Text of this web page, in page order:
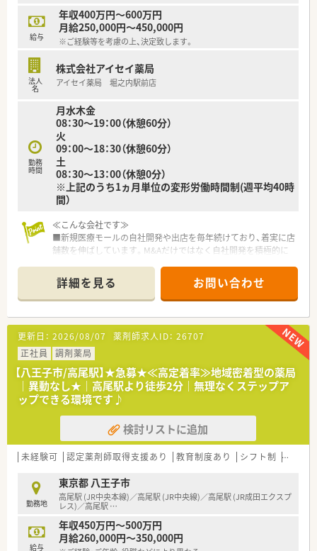
給与
年収400万円～600万円
月給250,000円～450,000円
※ご経験等を考慮の上、決定致します。
法人
名
株式会社アイセイ薬局
アイセイ薬局 堀之内駅前店
勤務
時間
月水木金
08：30～19：00（休憩60分）
火
09：00～18：30（休憩60分）
土
08：30～13：00（休憩0分）
※上記のうち1ヵ月単位の変形労働時間制(週平均40時
間）
≪こんな会社です≫
■新規医療モールの自社開発や出店を毎年続けており、着実に店
舗数を伸ばしています。M&Aだけではなく自社開発を積極的に
■「個人クリニック・医療モール」から処方箋を主に応需してお
り、地域密着型の展開を
しているので患者様と距離が近く、1人1人に向き合った医療
の提供が可能です。
■ノルマなども無くノビノビと成長する環境を意識している為、
非常に働きやすい社風です。
■医療モール?個人医院?総合病院前など様々な形態で運営して
おり色々な経験を積む事が可能です。
■育休はお子様が3歳になる迄、時短制度はお子様が小学生にな
るまで取得を延長する事が可能です。
≪こんな店舗です≫
■駅前すぐに立地しているので通勤も便利です。
■マンションの１Fにあり、比較的新しいきれいな店舗です。
■隣接のクリニックや場所柄、面対応で処方箋を受けているので
■近隣や同じ沿線上に他店舗が複数あるので、急なお休みなどに
も対応可能です！
≪こんな方におすすめ≫
■中途入社の多くは、入社の決め手は「薬局の雰囲気」良かった
という意見が圧倒的多く、働きやすい社風が影響しており、医療
詳細を見る お問い合わせ
更新日： 2026/08/07 薬剤師求人ID： 26707
正社員
調剤薬局
【八王子市/高尾駅】★急募★≪高定着率≫地域密着型の薬局
｜異動なし★｜高尾駅より徒歩2分｜無理なくステップア
ップできる環境です♪
検討リストに追加
未経験可 認定薬剤師取得支援あり 教育制度あり シフト制 大手チ
勤務地
東京都 八王子市
高尾駅 (JR中央本線)／高尾駅 (JR中央線)／高尾駅 (JR成田エクスプ
レス)／高尾駅 …
給与
年収450万円～500万円
月給260,000円～350,000円